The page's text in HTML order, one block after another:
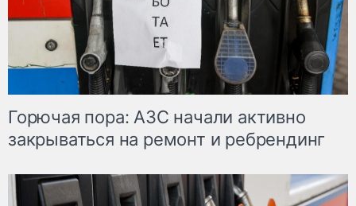
Горючая пора: АЗС начали активно
закрываться на ремонт и ребрендинг